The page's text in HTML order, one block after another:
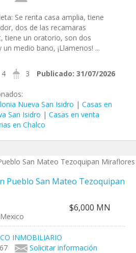
Se renta casa amplia, tiene
dos de las recamaras
tiene un oratorio, son dos
medio bano, ¡Llamenos! ...
4 3 Publicado: 31/07/2026
Nueva San Isidro | Casas en
San Isidro | Casas en venta
en Chalco
Pueblo San Mateo Tezoquipan
$6,000 MN
INMOBILIARIO
Solicitar información